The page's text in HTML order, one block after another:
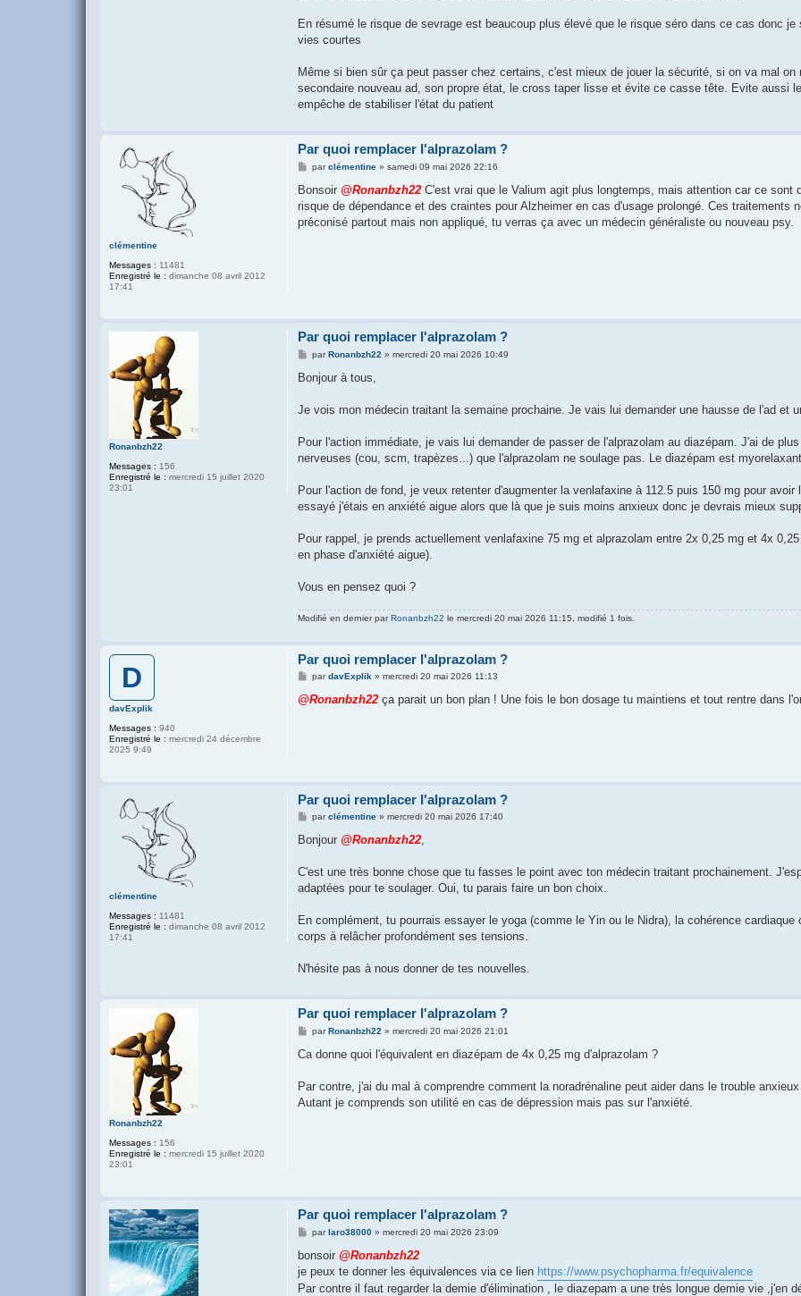
En résumé le risque de sevrage est beaucoup plus élevé que le risque séro dans ce cas donc
vies courtes
Même si bien sûr ça peut passer chez certains, c'est mieux de jouer la sécurité, si on va mal
secondaire nouveau ad, son propre état, le cross taper lisse et évite ce casse tête. Evite aussi
empêche de stabiliser l'état du patient
clémentine
Messages : 11481
Enregistré le : dimanche 08 avril 2012
17:41
Par quoi remplacer l'alprazolam ?
M
s
a
g
parclémentine» samedi 09 mai 2026 22:16
Bonsoir @Ronanbzh22 C'est vrai que le Valium agit plus longtemps, mais attention car ce sont
risque de dépendance et des craintes pour Alzheimer en cas d'usage prolongé. Ces traitements
préconisé partout mais non appliqué, tu verras ça avec un médecin généraliste ou nouveau psy.
Ronanbzh22
Messages : 156
Enregistré le : mercredi 15 juillet 2020
23:01
Par quoi remplacer l'alprazolam ?
M
s
g
parRonanbzh22 » mercredi 20 mai 2026 10:49
Bonjour à tous,
Je vois mon médecin traitant la semaine prochaine. Je vais lui demander une hausse de l'ad et
Pour l'action immédiate, je vais lui demander de passer de l'alprazolam au diazépam. J'ai de
nerveuses (cou, scm, trapèzes...) que l'alprazolam ne soulage pas. Le diazépam est
Pour l'action de fond, je veux retenter d'augmenter la venlafaxine à 112.5 puis 150 mg pour
essayé j'étais en anxiété aigue alors que là que je suis moins anxieux donc je devrais mieux
Pour rappel, je prends actuellement venlafaxine 75 mg et alprazolam entre 2x 0,25 mg et 4x
en phase d'anxiété aigue).
Vous en pensez quoi ?
Modifié en dernier parRonanbzh22 le mercredi 20 mai 2026 11:15, modifié 1 fois.
D
davExplik
Messages : 940
Enregistré le : mercredi 24 décembre
2025 9:49
Par quoi remplacer l'alprazolam ?
M
s
pardavExplik » mercredi 20 mai 2026 11:13
@Ronanbzh22 ça parait un bon plan ! Une fois le bon dosage tu maintiens et tout rentre dans
clémentine
Messages : 11481
Enregistré le : dimanche 08 avril 2012
17:41
Par quoi remplacer l'alprazolam ?
M
s
g
parclémentine» mercredi 20 mai 2026 17:40
Bonjour @Ronanbzh22,
C'est une très bonne chose que tu fasses le point avec ton médecin traitant prochainement.
adaptées pour te soulager. Oui, tu parais faire un bon choix.
En complément, tu pourrais essayer le yoga (comme le Yin ou le Nidra), la cohérence
corps à relâcher profondément ses tensions.
N'hésite pas à nous donner de tes nouvelles.
Ronanbzh22
Messages : 156
Enregistré le : mercredi 15 juillet 2020
23:01
Par quoi remplacer l'alprazolam ?
M
s
g
parRonanbzh22 » mercredi 20 mai 2026 21:01
Ca donne quoi l'équivalent en diazépam de 4x 0,25 mg d'alprazolam ?
Par contre, j'ai du mal à comprendre comment la noradrénaline peut aider dans le trouble
Autant je comprends son utilité en cas de dépression mais pas sur l'anxiété.
Par quoi remplacer l'alprazolam ?
M
s
a
g
parlaro38000» mercredi 20 mai 2026 23:09
bonsoir @Ronanbzh22
je peux te donner les équivalences via ce lien https://www.psychopharma.fr/equivalence
Par contre il faut regarder la demie d'élimination , le diazepam a une très longue demie vie ,j'en